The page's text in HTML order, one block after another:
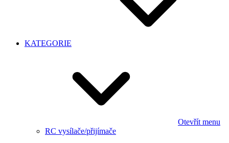
KATEGORIE
Otevřít menu
RC vysílače/přijímače